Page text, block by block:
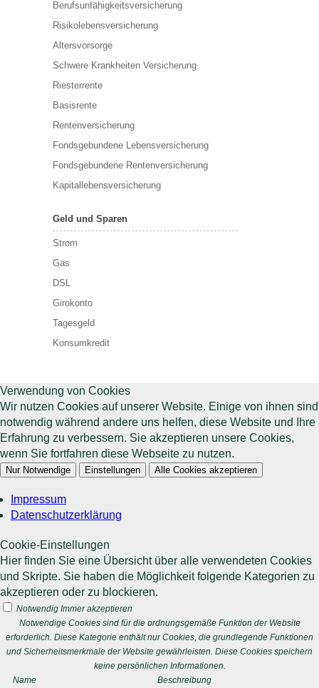
Berufs­unfähigkeitsversicherung
Risikolebensversicherung
Altersvorsorge
Schwere Krankheiten Versicherung
Riesterrente
Basisrente
Rentenversicherung
Fondsgebundene Lebensversicherung
Fondsgebundene Rentenversicherung
Kapitallebensversicherung
Geld und Sparen
Strom
Gas
DSL
Girokonto
Tagesgeld
Konsumkredit
Verwendung von Cookies
Wir nutzen Cookies auf unserer Website. Einige von ihnen sind
notwendig während andere uns helfen, diese Website und Ihre
Erfahrung zu verbessern. Sie akzeptieren unsere Cookies,
wenn Sie fortfahren diese Webseite zu nutzen.
Nur Notwendige Einstellungen Alle Cookies akzeptieren
Impressum
Datenschutzerklärung
Cookie-Einstellungen
Hier finden Sie eine Übersicht über alle verwendeten Cookies
und Skripte. Sie haben die Möglichkeit folgende Kategorien zu
akzeptieren oder zu blockieren.
Notwendig Immer akzeptieren
Notwendige Cookies sind für die ordnungsgemäße Funktion der Website
erforderlich. Diese Kategorie enthält nur Cookies, die grundlegende Funktionen
und Sicherheitsmerkmale der Website gewährleisten. Diese Cookies speichern
keine persönlichen Informationen.
Name
Beschreibung